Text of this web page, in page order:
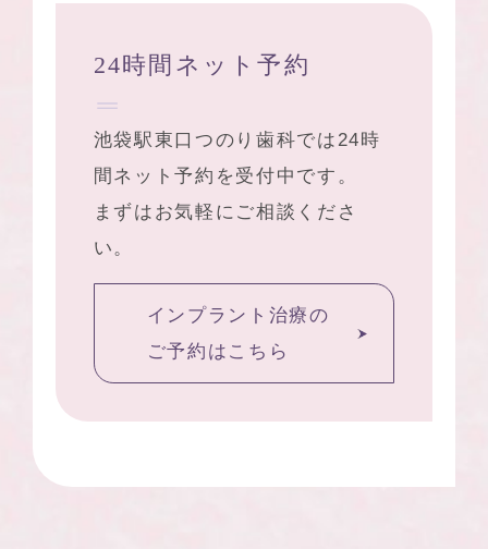
24時間ネット予約
池袋駅東口つのり歯科では24時
間ネット予約を受付中です。
まずはお気軽にご相談くださ
い。
インプラント治療の
ご予約はこちら